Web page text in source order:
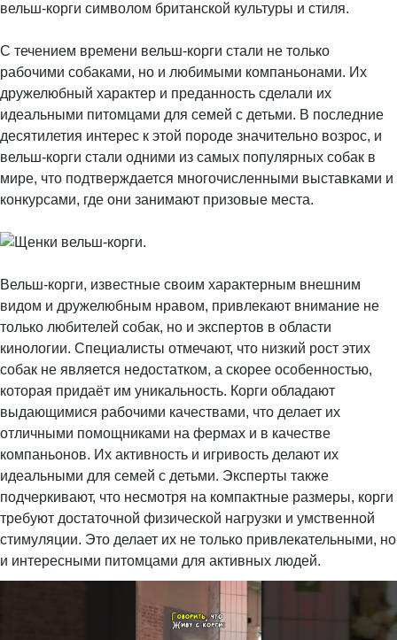
вельш-корги символом британской культуры и стиля.
С течением времени вельш-корги стали не только
рабочими собаками, но и любимыми компаньонами. Их
дружелюбный характер и преданность сделали их
идеальными питомцами для семей с детьми. В последние
десятилетия интерес к этой породе значительно возрос, и
вельш-корги стали одними из самых популярных собак в
мире, что подтверждается многочисленными выставками и
конкурсами, где они занимают призовые места.
Вельш-корги, известные своим характерным внешним
видом и дружелюбным нравом, привлекают внимание не
только любителей собак, но и экспертов в области
кинологии. Специалисты отмечают, что низкий рост этих
собак не является недостатком, а скорее особенностью,
которая придаёт им уникальность. Корги обладают
выдающимися рабочими качествами, что делает их
отличными помощниками на фермах и в качестве
компаньонов. Их активность и игривость делают их
идеальными для семей с детьми. Эксперты также
подчеркивают, что несмотря на компактные размеры, корги
требуют достаточной физической нагрузки и умственной
стимуляции. Это делает их не только привлекательными, но
и интересными питомцами для активных людей.